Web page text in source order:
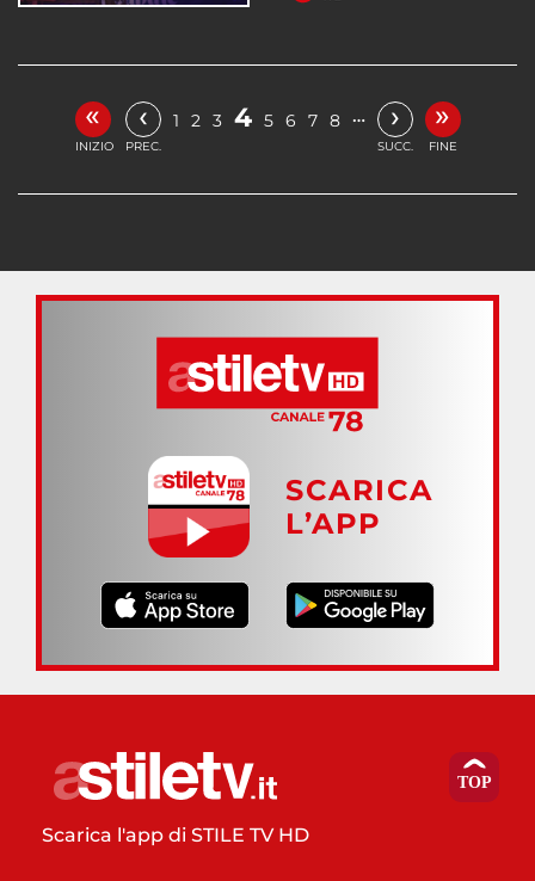
«
INIZIO
‹
PREC.
1 2 3 4 5 6 7 8 … ›
SUCC.
»
FINE
SCARICA
L’APP
Scarica l'app di STILE TV HD